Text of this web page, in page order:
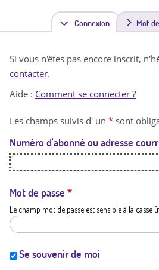
Connexion(
n
t
a
t
i
Mot
Si vous n'êtes pas encore inscrit,
contacter.
Aide : Comment se connecter ?
Les champs suivis d' un * sont
Numéro d'abonné ou adresse
Mot de passe *
Le champ mot de passe est sensible à la casse
Se souvenir de moi